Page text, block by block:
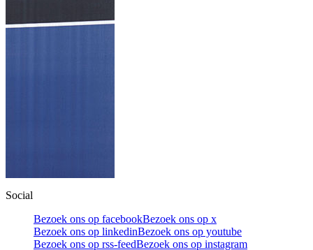
Social
Bezoek ons op facebookBezoek ons op x
Bezoek ons op linkedinBezoek ons op youtube
Bezoek ons op rss-feedBezoek ons op instagram